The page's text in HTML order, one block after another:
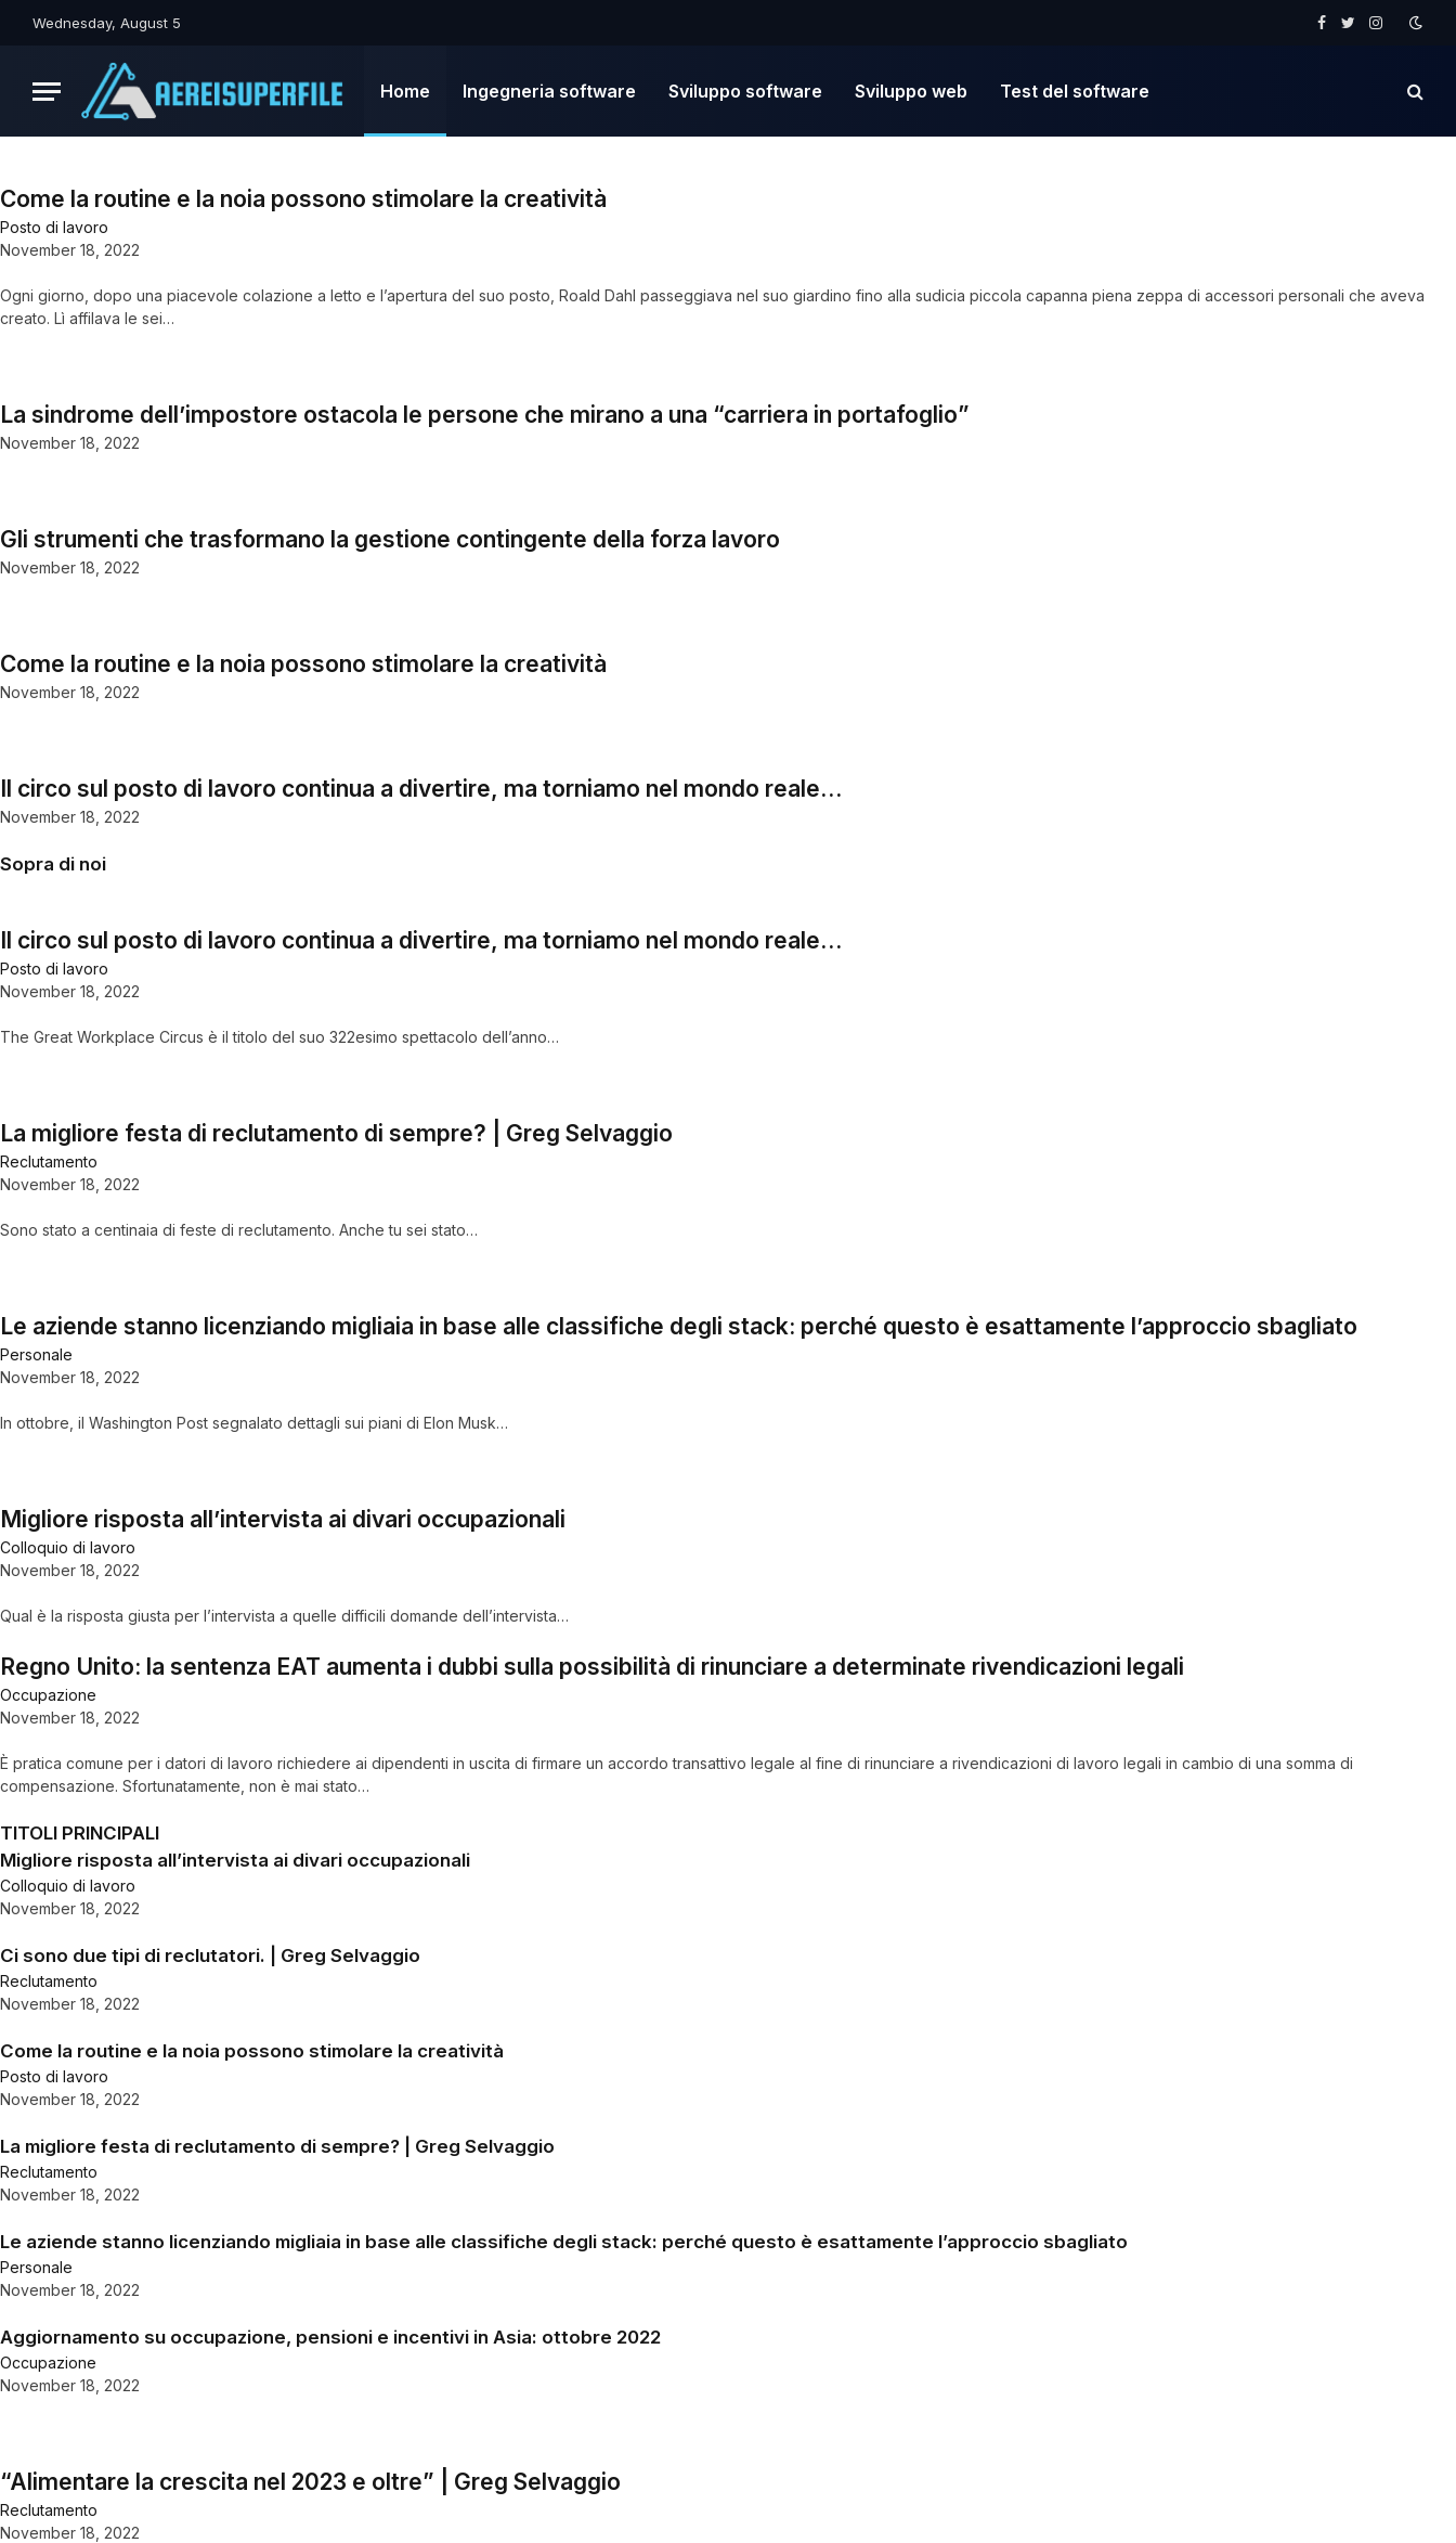
Wednesday, August 5
Facebook
TwitterInstagram
Home Ingegneria software Sviluppo software Sviluppo web Test del software
Come la routine e la noia possono stimolare la creatività
Posto di lavoro
November 18, 2022
Ogni giorno, dopo una piacevole colazione a letto e l’apertura del suo posto, Roald Dahl passeggiava nel suo giardino fino alla sudicia piccola capanna piena zeppa di accessori personali che aveva
creato. Lì affilava le sei…
La sindrome dell’impostore ostacola le persone che mirano a una “carriera in portafoglio”
November 18, 2022
Gli strumenti che trasformano la gestione contingente della forza lavoro
November 18, 2022
Come la routine e la noia possono stimolare la creatività
November 18, 2022
Il circo sul posto di lavoro continua a divertire, ma torniamo nel mondo reale…
November 18, 2022
Sopra di noi
Il circo sul posto di lavoro continua a divertire, ma torniamo nel mondo reale…
Posto di lavoro
November 18, 2022
The Great Workplace Circus è il titolo del suo 322esimo spettacolo dell’anno…
La migliore festa di reclutamento di sempre? | Greg Selvaggio
Reclutamento
November 18, 2022
Sono stato a centinaia di feste di reclutamento. Anche tu sei stato…
Le aziende stanno licenziando migliaia in base alle classifiche degli stack: perché questo è esattamente l’approccio sbagliato
Personale
November 18, 2022
In ottobre, il Washington Post segnalato dettagli sui piani di Elon Musk…
Migliore risposta all’intervista ai divari occupazionali
Colloquio di lavoro
November 18, 2022
Qual è la risposta giusta per l’intervista a quelle difficili domande dell’intervista…
Regno Unito: la sentenza EAT aumenta i dubbi sulla possibilità di rinunciare a determinate rivendicazioni legali
Occupazione
November 18, 2022
È pratica comune per i datori di lavoro richiedere ai dipendenti in uscita di firmare un accordo transattivo legale al fine di rinunciare a rivendicazioni di lavoro legali in cambio di una somma di
compensazione. Sfortunatamente, non è mai stato…
TITOLI PRINCIPALI
Migliore risposta all’intervista ai divari occupazionali
Colloquio di lavoro
November 18, 2022
Ci sono due tipi di reclutatori. | Greg Selvaggio
Reclutamento
November 18, 2022
Come la routine e la noia possono stimolare la creatività
Posto di lavoro
November 18, 2022
La migliore festa di reclutamento di sempre? | Greg Selvaggio
Reclutamento
November 18, 2022
Le aziende stanno licenziando migliaia in base alle classifiche degli stack: perché questo è esattamente l’approccio sbagliato
Personale
November 18, 2022
Aggiornamento su occupazione, pensioni e incentivi in ​​Asia: ottobre 2022
Occupazione
November 18, 2022
“Alimentare la crescita nel 2023 e oltre” | Greg Selvaggio
Reclutamento
November 18, 2022